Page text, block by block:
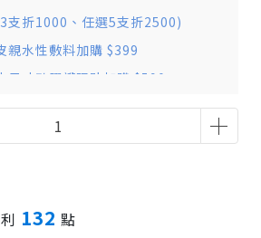
支折1000、任選5支折2500)
親水性敷料加購 $399
尺寸矽膠護眼貼加購 $590
吸敷料加購 $59
型第三代)
132 點